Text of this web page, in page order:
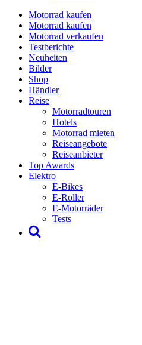
Motorrad kaufen
Motorrad kaufen
Motorrad verkaufen
Testberichte
Neuheiten
Bilder
Shop
Händler
Reise
Motorradtouren
Hotels
Motorrad mieten
Reiseangebote
Reiseanbieter
Top Awards
Elektro
E-Bikes
E-Roller
E-Motorräder
Tests